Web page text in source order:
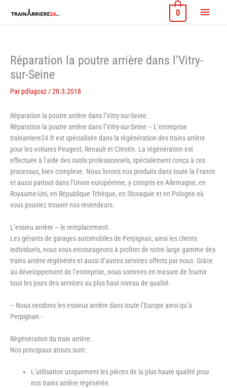
contenu
Menu
0
Réparation la poutre arrière dans l’Vitry-
sur-Seine
Par pdlugosz /20.3.2018
Réparation la poutre arrière dans l’Vitry-sur-Seine.
Réparation la poutre arrière dans l’Vitry-sur-Seine – L’entreprise
trainarriere24.fr est spécialisée dans la régénération des trains arrière
pour les voitures Peugeot, Renault et Citroën. La régénération est
effectuée à l’aide des outils professionnels, spécialement conçu à ces
processus, bien complexe. Nous livrons nos produits dans toute la France
et aussi partout dans l’Union européenne, y compris en Allemagne, en
Royaume-Uni, en République Tchèque, en Slovaquie et en Pologne où
vous pouviez trouver nos revendeurs.
L’essieu arrière – le remplacement.
Les gérants de garages automobiles de Perpignan, ainsi les clients
individuels, nous vous encourageons à profiter de notre large gamme des
trains arrière régénérés et aussi d’autres services offerts par nous. Grâce
au développement de l’entreprise, nous sommes en mesure de fournir
tous les jours des services au plus haut niveau de qualité.
– Nous vendons les essieux arrière dans toute l’Europe ainsi qu’à
Perpignan.-
Régénération du train arrière.
Nos principaux atouts sont:
L’utilisation uniquement les pièces de la plus haute qualité pour
nos trains arrière régénérée.